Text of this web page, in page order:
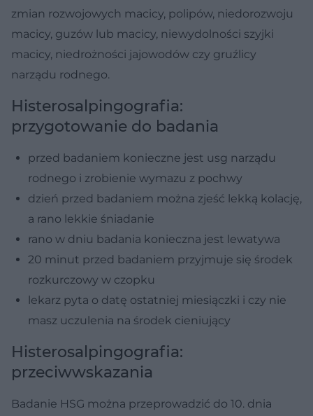
zmian rozwojowych macicy, polipów, niedorozwoju
macicy, guzów lub macicy, niewydolności szyjki
macicy, niedrożności jajowodów czy gruźlicy
narządu rodnego.
Histerosalpingografia:
przygotowanie do badania
przed badaniem konieczne jest usg narządu
rodnego i zrobienie wymazu z pochwy
dzień przed badaniem można zjeść lekką kolację,
a rano lekkie śniadanie
rano w dniu badania konieczna jest lewatywa
20 minut przed badaniem przyjmuje się środek
rozkurczowy w czopku
lekarz pyta o datę ostatniej miesiączki i czy nie
masz uczulenia na środek cieniujący
Histerosalpingografia:
przeciwwskazania
Badanie HSG można przeprowadzić do 10. dnia